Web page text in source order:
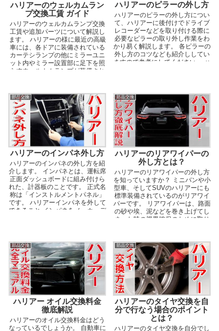
ハリアーのウェルカムラン
プ交換工賃 ガイド
ハリアーのウェルカムランプ交換
工賃や追加パーツについて解説し
ます。 ハリアーの様に最近の高級
車には、各ドアに装備されている
カーテシランプの他にミラーユニ
ット内やミラー設置部に足下を照
らすウェルカムランプが装備され
ハリアーのピラーの外し方
ハリアーのピラーの外し方につい
て、ハリアーに後付けでドライブ
レコーダーなどを取り付ける際に
必要なピラーの取り外し作業をわ
かり易く解説します。 各ピラーの
外し方のコツなども紹介ししてい
ますので参考にしてください。 ハ
部品交換
ハリアーのインパネ外し方
ハリアーのインパネの外し方を紹
介します。 インパネとは、運転席
正面ダッシュボードに組み付けら
れた、計器板のことです。 正式名
称は「インストルメントパネル」
です。 ハリアーインパネを外して
できること インパネをメーカーデ
部品交換
ハリアーのリアワイパーの
外し方とは？
ハリアーのリアワイパーの外し方
を知っていますか？ ミニバンや小
型車、そしてSUVのハリアーにも
標準装備されているのがリアワイ
パーです。 リアワイパーは、路面
の砂や埃、泥などを巻き上げてし
まった時の視界確保のために取り
部品交換
ハリアー オイル交換料金
徹底解説
ハリアーのオイル交換料金はどう
なっているでしょうか。 自動車に
部品交換
ハリアーのタイヤ交換を自
分で行なう場合のポイント
とは？
ハリアーのタイヤ交換を自分でし